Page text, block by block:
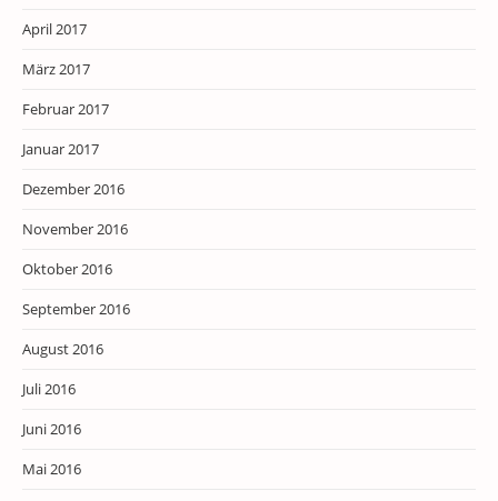
April 2017
März 2017
Februar 2017
Januar 2017
Dezember 2016
November 2016
Oktober 2016
September 2016
August 2016
Juli 2016
Juni 2016
Mai 2016